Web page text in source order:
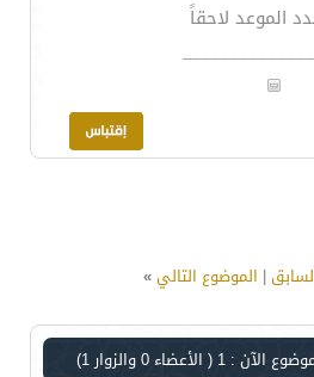
الموعد لاحقاً
| الموضوع التالي»
الآن : 1 ( الأعضاء 0 والزوار 1)